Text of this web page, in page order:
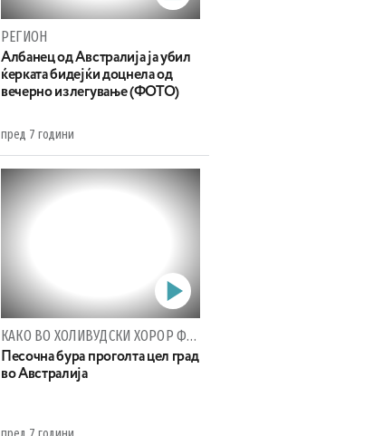
РЕГИОН
Албанец од Австралија ја убил
ќерката бидејќи доцнела од
вечерно излегување (ФОТО)
пред 7 години
КАКО ВО ХОЛИВУДСКИ ХОРОР ФИЛМ
Песочна бура проголта цел град
во Австралија